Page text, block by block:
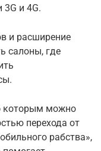
3G и 4G.
и расширение
салоны, где
которым можно
перехода от
рабства»,